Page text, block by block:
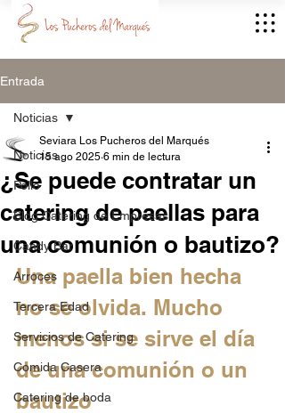
Entrada
Noticias
Pollo
Blog Catering de Empresas
Candy Bar
Arroces
Tercera Edad
Servicios de Catering
Comida Casera
Catering de boda
Noticias
¿Se puede contratar un
catering de paellas para
una comunión o bautizo?
Seviara Los Pucheros del Marqués
15 ago 2025 6 min de lectura
Una paella bien hecha
no se olvida. Mucho
menos si se sirve el día
de una comunión o un
bautizo